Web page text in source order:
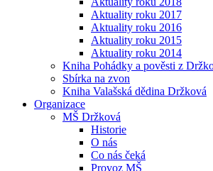
Aktuality roku 2017
Aktuality roku 2016
Aktuality roku 2015
Aktuality roku 2014
Kniha Pohádky a pověsti z
Sbírka na zvon
Kniha Valašská dědina Držková
Organizace
MŠ Držková
Historie
O nás
Co nás čeká
Provoz MŠ